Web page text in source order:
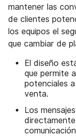
mantener las
de clientes
los equipos el
que cambiar de
El diseño
que permite
potenciales
venta.
Los